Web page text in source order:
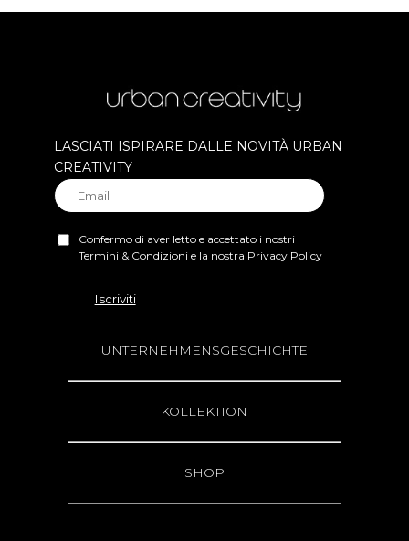
LASCIATI ISPIRARE DALLE NOVITÀ URBAN
CREATIVITY
Confermo di aver letto e accettato i nostri
Termini & Condizioni e la nostra Privacy Policy
UNTERNEHMENSGESCHICHTE
KOLLEKTION
SHOP